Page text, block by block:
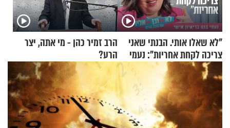
"לא שאלו אותי. הבנתי שאני
צריכה לקחת אחריות": נעמי
בנט בריאיון אישי
הרב זמיר כהן - מי אתה, יצר
הרע?